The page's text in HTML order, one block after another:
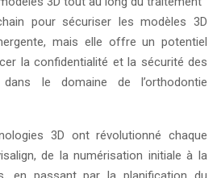
pour sécuriser les modèles 3D
mais elle offre un potentiel
la confidentialité et la sécurité des
le domaine de l’orthodontie
3D ont révolutionné chaque
de la numérisation initiale à la